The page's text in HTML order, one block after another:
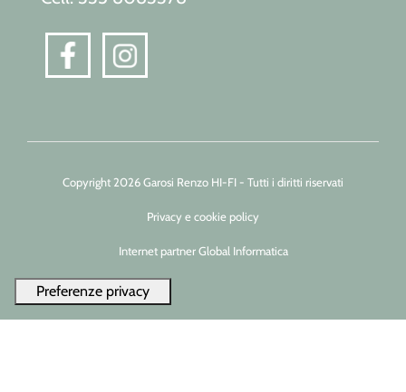
Copyright 2026 Garosi Renzo HI-FI - Tutti i diritti riservati
Privacy e cookie policy
Internet partner Global Informatica